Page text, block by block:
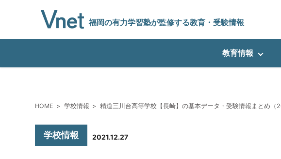
福岡の有力学習塾が監修する教育 ・受験情報
vnetアライアンス企業
教育情報
HOME 学校情報 精道三川台高等学校【長崎】の基本データ・受験情報まとめ（
学校情報 2021.12.27